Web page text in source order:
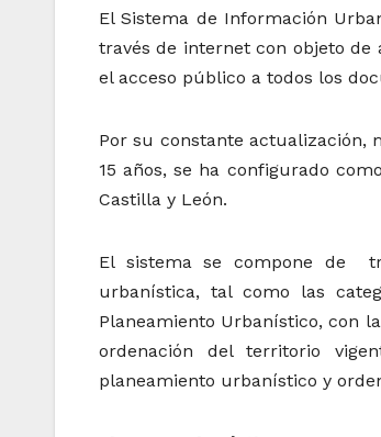
El Sistema de Información
través de internet con objeto
el acceso público a todos los
Por su constante actualización,
15 años, se ha configurado
Castilla y León.
El sistema se compone de
urbanística, tal como las
Planeamiento Urbanístico, con
ordenación del territorio
planeamiento urbanístico y